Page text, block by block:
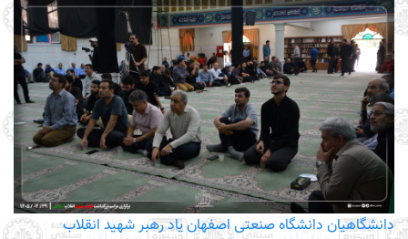
دانشگاهیان دانشگاه صنعتی اصفهان یاد رهبر شهید انقلاب